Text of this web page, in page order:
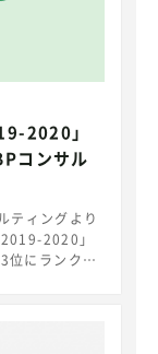
学）がラン
献できる理工
2020」
コンサル
ティングより
2020」
位にランクイ